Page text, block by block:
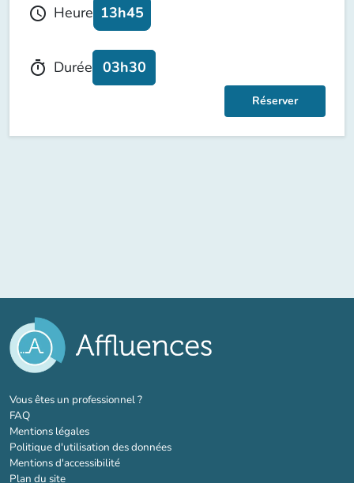
schedule Heure 13h45
timer Durée 03h30
Réserver
Vous êtes un professionnel ?(nouvel onglet)
FAQ
Mentions légales
Politique d'utilisation des données
Mentions d'accessibilité
Plan du site